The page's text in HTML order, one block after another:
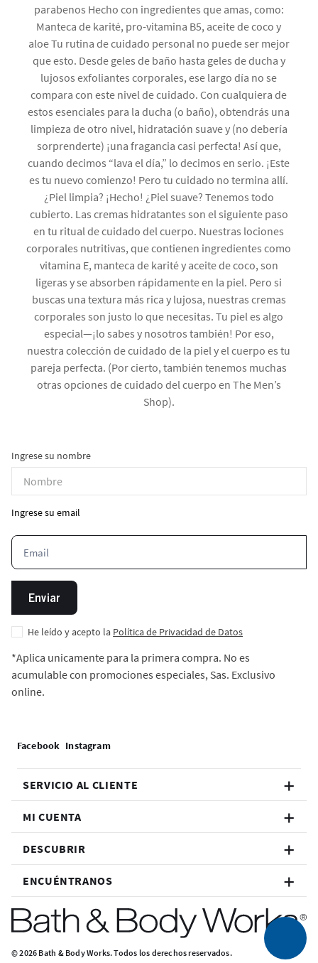
parabenos Hecho con ingredientes que amas, como:
Manteca de karité, pro-vitamina B5, aceite de coco y
aloe Tu rutina de cuidado personal no puede ser mejor
que esto. Desde geles de baño hasta geles de ducha y
lujosos exfoliantes corporales, ese largo día no se
compara con este nivel de cuidado. Con cualquiera de
estos esenciales para la ducha (o baño), obtendrás una
limpieza de otro nivel, hidratación suave y (no debería
sorprenderte) ¡una fragancia casi perfecta! Así que,
cuando decimos “lava el día,” lo decimos en serio. ¡Este
es tu nuevo comienzo! Pero tu cuidado no termina allí.
¿Piel limpia? ¡Hecho! ¿Piel suave? Tenemos todo
cubierto. Las cremas hidratantes son el siguiente paso
en tu ritual de cuidado del cuerpo. Nuestras lociones
corporales nutritivas, que contienen ingredientes como
vitamina E, manteca de karité y aceite de coco, son
ligeras y se absorben rápidamente en la piel. Pero si
buscas una textura más rica y lujosa, nuestras cremas
corporales son justo lo que necesitas. Tu piel es algo
especial—¡lo sabes y nosotros también! Por eso,
nuestra colección de cuidado de la piel y el cuerpo es tu
pareja perfecta. (Por cierto, también tenemos muchas
otras opciones de cuidado del cuerpo en The Men’s
Shop).
Ingrese su nombre
Ingrese su email
Enviar
He leído y acepto la Política de Privacidad de Datos
*Aplica unicamente para la primera compra. No es
acumulable con promociones especiales, Sas. Exclusivo
online.
SERVICIO AL CLIENTE
MI CUENTA
DESCUBRIR
ENCUÉNTRANOS
© 2026 Bath & Body Works. Todos los derechos reservados.